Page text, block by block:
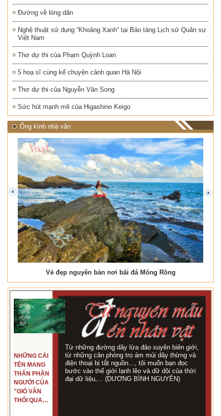
Đường về lòng dân
Nghệ thuật sử dụng “Khoảng Xanh” tại Bảo tàng Lịch sử Quân sự
Việt Nam
Thơ dự thi của Phạm Quỳnh Loan
5 hoạ sĩ cùng kể chuyện cảnh quan Hà Nội
Thơ dự thi của Nguyễn Văn Song
Sức hút mạnh mẽ của Higashino Keigo
Ống kính nhà văn
Vẻ đẹp nguyên bản nơi bãi đá Móng Rồng
prev next
NHỮNG CÁI
TÊN MANG
THÂN PHẬN
NGƯỜI CỦA
"GIÓ VẪN
THỔI QUA
Từ những đường dây lừa đảo xuyên biên giới,
từ những căn phòng trọ ám mùi dây thừng và
điện thoại bị tắt nguồn…, tôi muốn bạn đọc
bước vào thế giới lạnh lẽo và dữ dội của thời
đại dữ liệu,... (DƯƠNG BÌNH NGUYÊN)